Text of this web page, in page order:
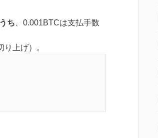
ち 、0.001BTCは支払手数
上げ）。